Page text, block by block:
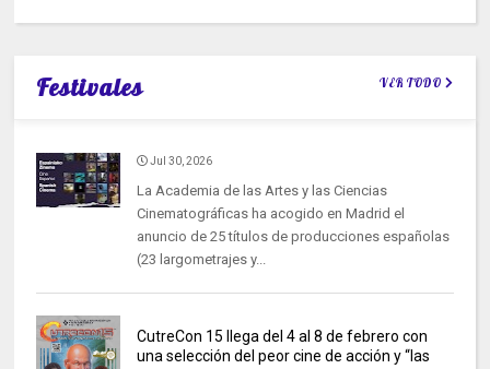
Festivales VER TODO
Jul 30, 2026
La Academia de las Artes y las Ciencias
Cinematográficas ha acogido en Madrid el
anuncio de 25 títulos de producciones españolas
(23 largometrajes y...
CutreCon 15 llega del 4 al 8 de febrero con
una selección del peor cine de acción y “las